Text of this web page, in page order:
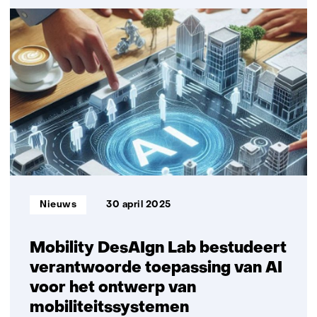
TNO
helpt
Metropoolregio
Eindhoven
bij
historische
schaalsprong
Mobility DesAIgn Lab bestudeert
verantwoorde toepassing van AI
voor het ontwerp van
mobiliteitssystemen
Informatietype:
Nieuws 30 april 2025